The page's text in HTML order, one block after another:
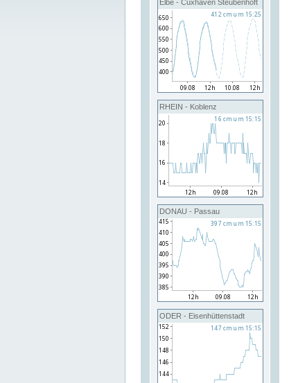
Elbe - Cuxhaven Steubenhöft
RHEIN - Koblenz
DONAU - Passau
ODER - Eisenhüttenstadt